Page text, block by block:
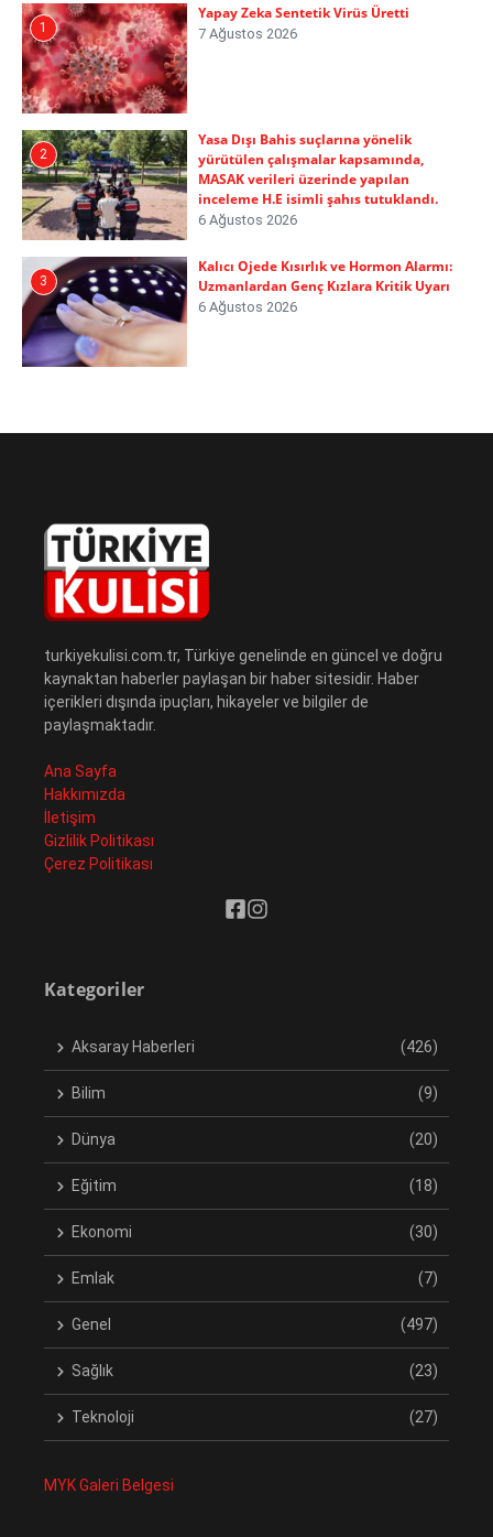
1
Yapay Zeka Sentetik Virüs Üretti
7 Ağustos 2026
2
Yasa Dışı Bahis suçlarına yönelik
yürütülen çalışmalar kapsamında,
MASAK verileri üzerinde yapılan
inceleme H.E isimli şahıs tutuklandı.
6 Ağustos 2026
3
Kalıcı Ojede Kısırlık ve Hormon Alarmı:
Uzmanlardan Genç Kızlara Kritik Uyarı
6 Ağustos 2026
turkiyekulisi.com.tr, Türkiye genelinde en güncel ve doğru
kaynaktan haberler paylaşan bir haber sitesidir. Haber
içerikleri dışında ipuçları, hikayeler ve bilgiler de
paylaşmaktadır.
Ana Sayfa
Hakkımızda
İletişim
Gizlilik Politikası
Çerez Politikası
Kategoriler
Aksaray Haberleri (426)
Bilim (9)
Dünya (20)
Eğitim (18)
Ekonomi (30)
Emlak (7)
Genel (497)
Sağlık (23)
Teknoloji (27)
MYK Galeri Belgesi